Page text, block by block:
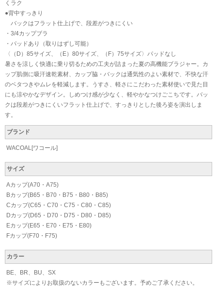
くラク
●背中すっきり
バックはフラット仕上げで、段差がつきにくい
・3/4カップブラ
・パッドあり（取りはずし可能）
〈（D）85サイズ、（E）80サイズ、（F）75サイズ〉パッドなし
暑さを涼しく快適に乗り切るための工夫が詰まった夏の高機能ブラジャー。カ
ップ肌側に吸汗速乾素材、カップ脇・バックは通気性のよい素材で、不快な汗
のベタつきやムレを軽減します。うすさ、軽さにこだわった素材使いで見た目
にも涼やかなデザイン。しめつけ感が少なく、軽やかなつけごこちです。バッ
クは段差がつきにくいフラット仕上げで、すっきりとした後ろ姿を演出しま
す。
ブランド
WACOAL[ワコール]
サイズ
Aカップ(A70・A75)
Bカップ(B65・B70・B75・B80・B85)
Cカップ(C65・C70・C75・C80・C85)
Dカップ(D65・D70・D75・D80・D85)
Eカップ(E65・E70・E75・E80)
Fカップ(F70・F75)
カラー
BE、BR、BU、SX
※サイズによりお取扱のないカラーもございます。予めご了承ください。